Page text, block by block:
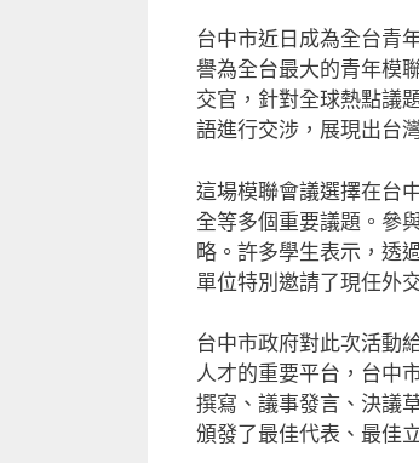
台中市近日成為全台青
譽為全台最大的青年模
交官，針對全球熱點議
語進行交涉，展現出台
這場模聯會議選擇在台
全等多個重要議題。參
略。許多學生表示，透
單位特別邀請了現任外
台中市政府對此次活動
人才的重要平台，台中
撰寫、議事發言、決議
頒發了最佳代表、最佳